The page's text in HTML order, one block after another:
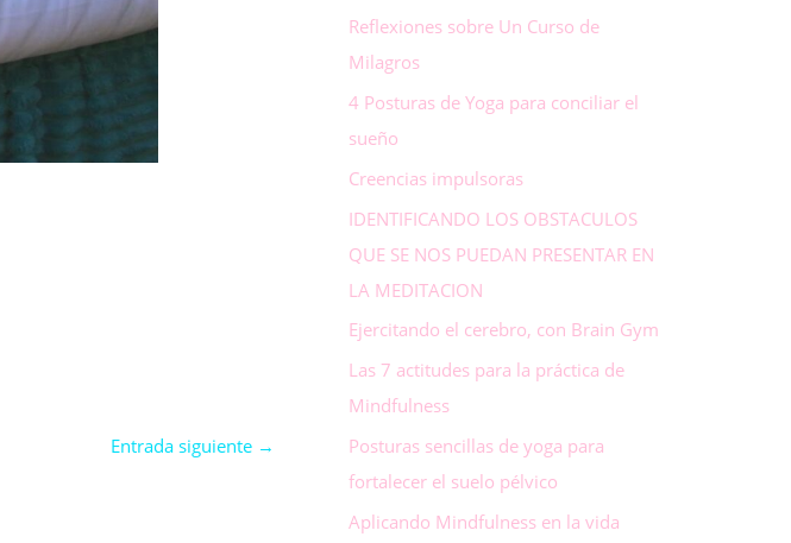
Entrada siguiente →
Reflexiones sobre Un Curso de
Milagros
4 Posturas de Yoga para conciliar el
sueño
Creencias impulsoras
IDENTIFICANDO LOS OBSTACULOS
QUE SE NOS PUEDAN PRESENTAR EN
LA MEDITACION
Ejercitando el cerebro, con Brain Gym
Las 7 actitudes para la práctica de
Mindfulness
Posturas sencillas de yoga para
fortalecer el suelo pélvico
Aplicando Mindfulness en la vida